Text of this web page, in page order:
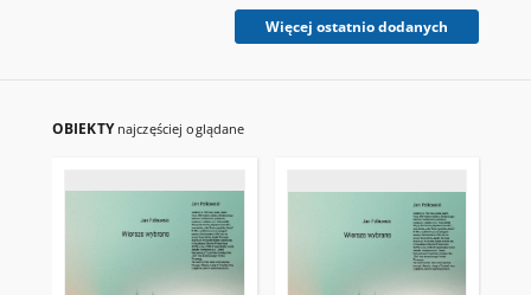
Więcej ostatnio dodanych
OBIEKTY najczęściej oglądane